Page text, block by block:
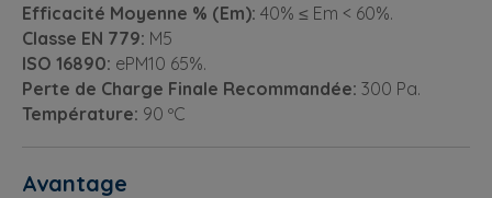
Efficacité Moyenne % (Em): 40% ≤ Em < 60%.
Classe EN 779: M5
ISO 16890: ePM10 65%.
Perte de Charge Finale Recommandée: 300 Pa.
Température: 90 ºC
Avantage